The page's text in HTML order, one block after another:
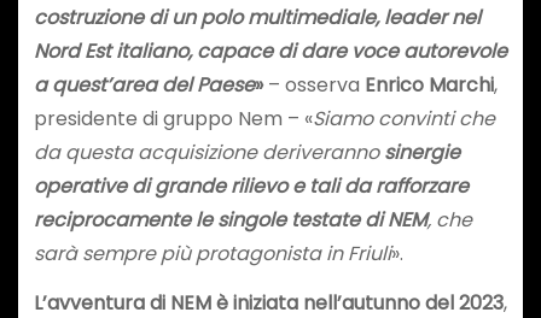
costruzione di un polo multimediale, leader nel
Nord Est italiano, capace di dare voce autorevole
a quest’area del Paese»– osserva Enrico Marchi,
presidente di gruppo Nem – «Siamo convinti che
da questa acquisizione deriverannosinergie
operative di grande rilievo e tali da rafforzare
reciprocamente le singole testate di NEM, che
sarà sempre più protagonista in Friuli».
L’avventura di NEM è iniziata nell’autunno del 2023,